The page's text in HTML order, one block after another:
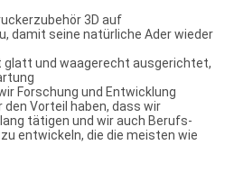
3D auf
damit seine natürliche Ader wieder
glatt und waagerecht ausgerichtet,
Forschung und Entwicklung
Vorteil haben, dass wir
tätigen und wir auch Berufs-
entwickeln, die die meisten wie